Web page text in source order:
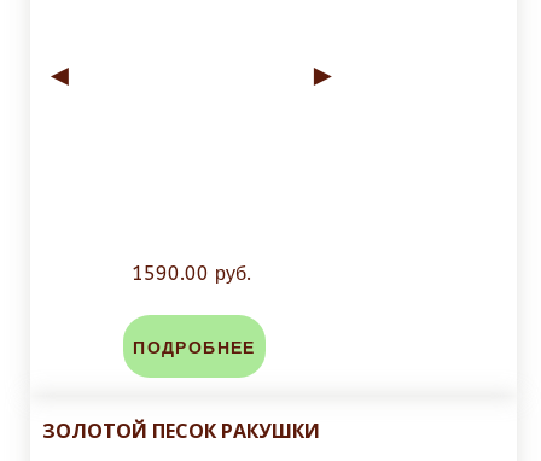
◄ ►
1590.00 руб.
ПОДРОБНЕЕ
ЗОЛОТОЙ ПЕСОК РАКУШКИ